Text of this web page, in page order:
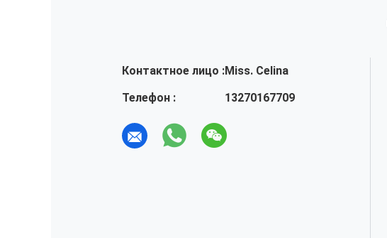
Контактное лицо :Miss. Celina
Телефон :
13270167709